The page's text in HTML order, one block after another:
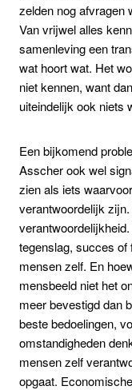
zelden nog afvragen
Van vrijwel alles
samenleving een
wat hoort wat. Het
niet kennen, want
uiteindelijk ook niets
Een bijkomend
Asscher ook wel
zien als iets
verantwoordelijk
tegenslag, succes of
mensen zelf. En
mensbeeld niet het
meer bevestigd dan
beste bedoelingen,
omstandigheden
mensen zelf
opgaat.